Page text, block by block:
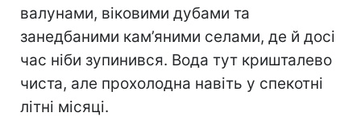
валунами, віковими дубами та
занедбаними кам’яними селами, де й досі
час ніби зупинився. Вода тут кришталево
чиста, але прохолодна навіть у спекотні
літні місяці.